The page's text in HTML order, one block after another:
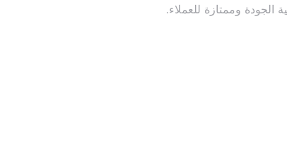
الجودة وممتازة للعملاء.